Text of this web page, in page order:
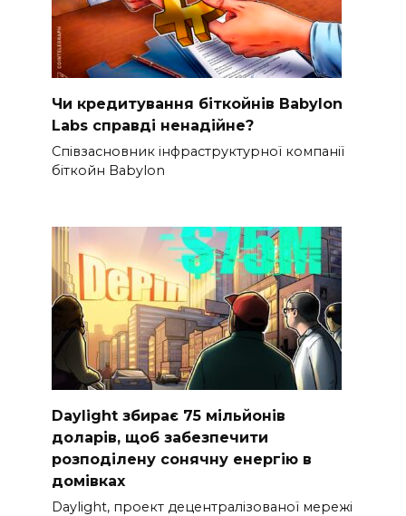
Чи кредитування біткойнів Babylon
Labs справді ненадійне?
Співзасновник інфраструктурної компанії
біткойн Babylon
Daylight збирає 75 мільйонів
доларів, щоб забезпечити
розподілену сонячну енергію в
домівках
Daylight, проект децентралізованої мережі